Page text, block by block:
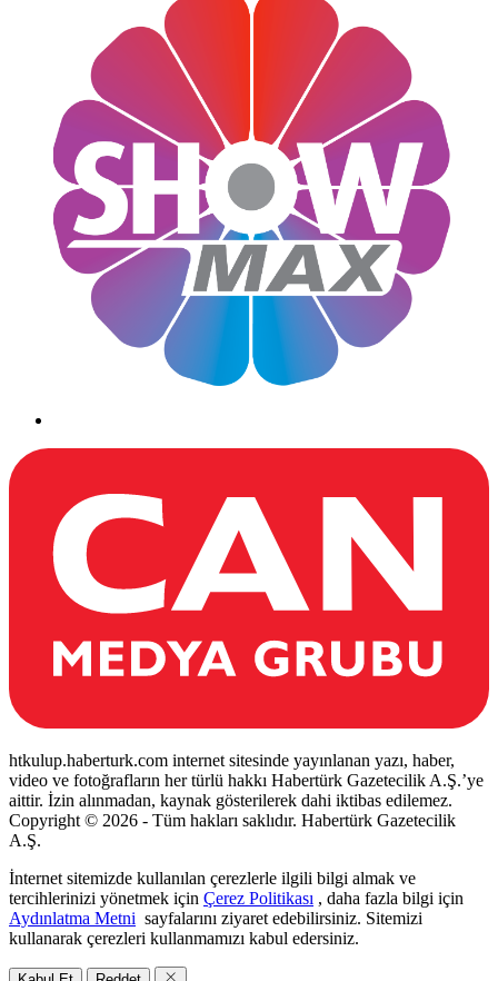
htkulup.haberturk.com internet sitesinde yayınlanan yazı, haber,
video ve fotoğrafların her türlü hakkı Habertürk Gazetecilik A.Ş.’ye
aittir. İzin alınmadan, kaynak gösterilerek dahi iktibas edilemez.
Copyright © 2026 - Tüm hakları saklıdır. Habertürk Gazetecilik
A.Ş.
İnternet sitemizde kullanılan çerezlerle ilgili bilgi almak ve
tercihlerinizi yönetmek için Çerez Politikası , daha fazla bilgi için
Aydınlatma Metni sayfalarını ziyaret edebilirsiniz. Sitemizi
kullanarak çerezleri kullanmamızı kabul edersiniz.